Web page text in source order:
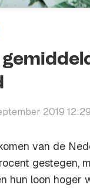
2019 12:29
van de
gestegen,
hun loon hoger